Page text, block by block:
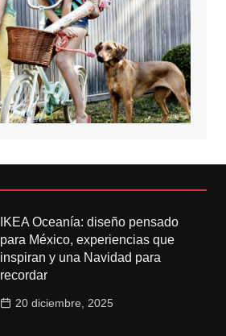
IKEA Oceanía: diseño pensado
para México, experiencias que
inspiran y una Navidad para
recordar
20 diciembre, 2025